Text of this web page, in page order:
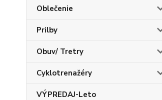
Oblečenie
Prilby
Obuv/ Tretry
Cyklotrenažéry
VÝPREDAJ-Leto